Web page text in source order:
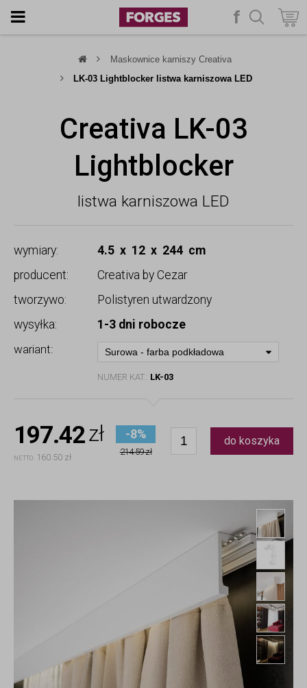
f szukaj
Maskownice karniszy Creativa
LK-03 Lightblocker listwa karniszowa LED
listwa karniszowa LED
Creativa LK-03
Lightblocker
wymiary:
4.5 x 12 x 244 cm
producent:
Creativa by Cezar
tworzywo:
Polistyren utwardzony
wysyłka:
1-3 dni robocze
wariant:
Surowa - farba podkładowa
NUMER KAT.: LK-03
197.42zł
NETTO: 160.50 zł
-8%
214.59 zł
do koszyka